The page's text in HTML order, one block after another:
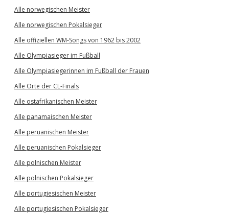
Alle norwegischen Meister
Alle norwegischen Pokalsieger
Alle offiziellen WM-Songs von 1962 bis 2002
Alle Olympiasieger im Fußball
Alle Olympiasiegerinnen im Fußball der Frauen
Alle Orte der CL-Finals
Alle ostafrikanischen Meister
Alle panamaischen Meister
Alle peruanischen Meister
Alle peruanischen Pokalsieger
Alle polnischen Meister
Alle polnischen Pokalsieger
Alle portugiesischen Meister
Alle portugiesischen Pokalsieger